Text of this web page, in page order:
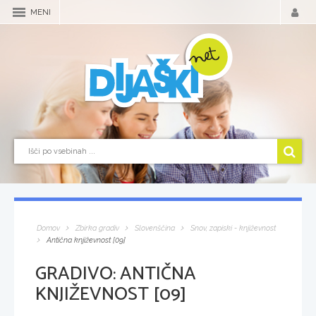
MENI
Domov Zbirka gradiv Slovenščina
Snov, zapiski - književnost
Antična književnost [09]
GRADIVO:ANTIČNA
KNJIŽEVNOST [09]